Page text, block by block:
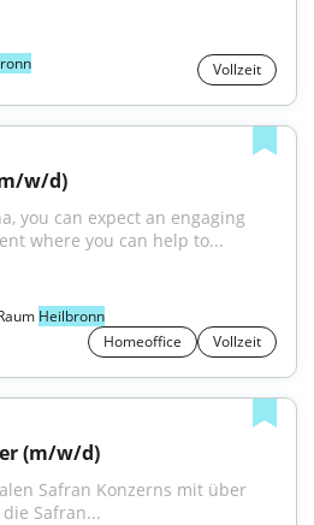
Vollzeit
w/d)
you can expect an engaging
where you can help to...
Heilbronn
Homeoffice
Vollzeit
(m/w/d)
Safran Konzerns mit über
Safran...